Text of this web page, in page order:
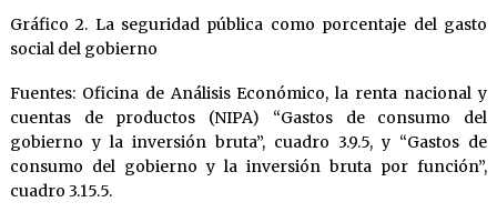
Gráfico 2. La seguridad pública como porcentaje del gasto
social del gobierno
Fuentes: Oficina de Análisis Económico, la renta nacional y
cuentas de productos (NIPA) “Gastos de consumo del
gobierno y la inversión bruta”, cuadro 3.9.5, y “Gastos de
consumo del gobierno y la inversión bruta por función”,
cuadro 3.15.5.